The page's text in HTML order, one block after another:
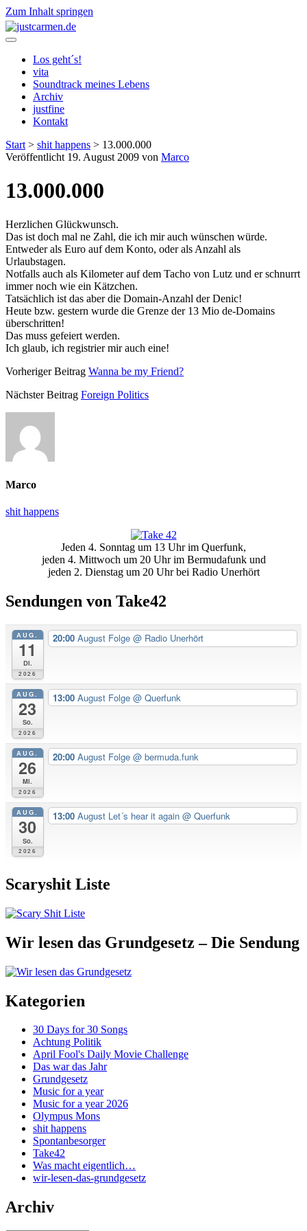
Zum Inhalt springen
justcarmen.de
Los geht´s!
vita
Soundtrack meines Lebens
Archiv
justfine
Kontakt
Start > shit happens > 13.000.000
Veröffentlicht 19. August 2009 von Marco
13.000.000
Herzlichen Glückwunsch.
Das ist doch mal ne Zahl, die ich mir auch wünschen würde.
Entweder als Euro auf dem Konto, oder als Anzahl als
Urlaubstagen.
Notfalls auch als Kilometer auf dem Tacho von Lutz und er schnurrt
immer noch wie ein Kätzchen.
Tatsächlich ist das aber die Domain-Anzahl der Denic!
Heute bzw. gestern wurde die Grenze der 13 Mio de-Domains
überschritten!
Das muss gefeiert werden.
Ich glaub, ich registrier mir auch eine!
Vorheriger Beitrag Wanna be my Friend?
Nächster Beitrag Foreign Politics
Marco
shit happens
SeitenleisteJeden 4. Sonntag um 13 Uhr im Querfunk,
jeden 4. Mittwoch um 20 Uhr im Bermudafunk und
jeden 2. Dienstag um 20 Uhr bei Radio Unerhört
Sendungen von Take42
AUG.
11
Di.
2026
20:00 August Folge @ Radio Unerhört
AUG.
23
So.
2026
13:00 August Folge @ Querfunk
AUG.
26
Mi.
2026
20:00 August Folge @ bermuda.funk
AUG.
30
So.
2026
13:00 August Let´s hear it again @ Querfunk
Scaryshit Liste
Wir lesen das Grundgesetz – Die Sendung
Kategorien
30 Days for 30 Songs
Achtung Politik
April Fool's Daily Movie Challenge
Das war das Jahr
Grundgesetz
Music for a year
Music for a year 2026
Olympus Mons
shit happens
Spontanbesorger
Take42
Was macht eigentlich…
wir-lesen-das-grundgesetz
Archiv